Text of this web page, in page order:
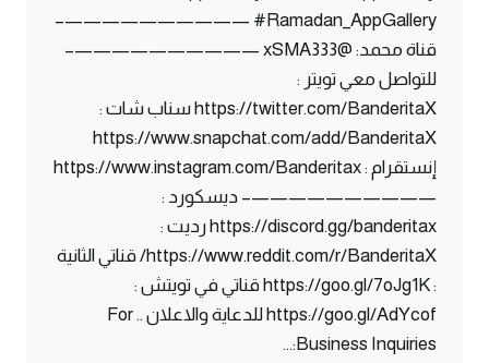
#Ramadan_AppGallery ——————————–
قناة محمد: @xSMA333 ——————————–
للتواصل معي تويتر :
https://twitter.com/BanderitaX سناب شات :
https://www.snapchat.com/add/BanderitaX
إنستقرام : https://www.instagram.com/Banderitax
——————————– ديسكورد :
https://discord.gg/banderitax رديت :
https://www.reddit.com/r/BanderitaX/ قناتي الثانية
: https://goo.gl/7oJg1K قناتي في تويتش :
https://goo.gl/AdYcof للدعاية والاعلان .. For
Business Inquiries:…